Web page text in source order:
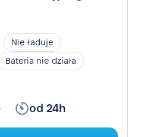
Nie ładuje
Bateria nie działa
od 24h